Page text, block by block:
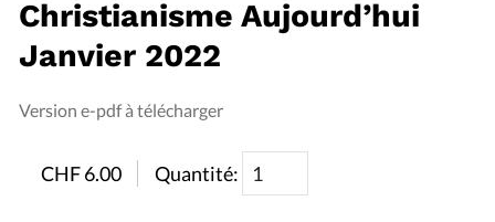
Christianisme Aujourd’hui
Janvier 2022
Version e-pdf à télécharger
CHF6.00 Quantité: